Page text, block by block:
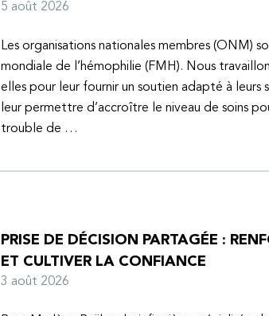
5 août 2026
Les organisations nationales membres (ONM)
mondiale de l’hémophilie (FMH). Nous
elles pour leur fournir un soutien adapté à leurs
leur permettre d’accroître le niveau de soins
trouble de …
PRISE DE DÉCISION PARTAGÉE :
ET CULTIVER LA CONFIANCE
3 août 2026